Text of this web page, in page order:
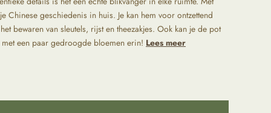
Chinese geschiedenis in huis. Je kan hem voor ontzettend
bewaren van sleutels, rijst en theezakjes. Ook kan je de pot
een paar gedroogde bloemen erin! Lees meer